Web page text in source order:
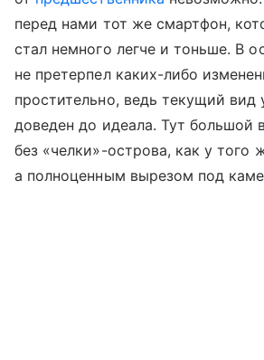
перед нами тот же смартфон,
стал немного легче и тоньше. В
не претерпел каких-либо
простительно, ведь текущий вид
доведен до идеала. Тут большой
без «челки»-острова, как у того
а полноценным вырезом под